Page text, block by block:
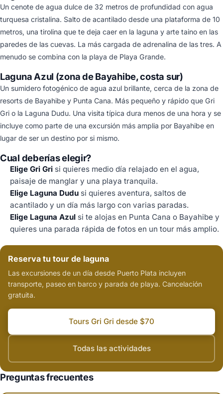
Un cenote de agua dulce de 32 metros de profundidad con agua
turquesa cristalina. Salto de acantilado desde una plataforma de 10
metros, una tirolina que te deja caer en la laguna y arte taino en las
paredes de las cuevas. La más cargada de adrenalina de las tres. A
menudo se combina con la playa de Playa Grande.
Laguna Azul (zona de Bayahibe, costa sur)
Un sumidero fotogénico de agua azul brillante, cerca de la zona de
resorts de Bayahibe y Punta Cana. Más pequeño y rápido que Gri
Gri o la Laguna Dudu. Una visita típica dura menos de una hora y se
incluye como parte de una excursión más amplia por Bayahibe en
lugar de ser un destino por si mismo.
Cual deberías elegir?
Elige Gri Gri si quieres medio día relajado en el agua,
paisaje de manglar y una playa tranquila.
Elige Laguna Dudu si quieres aventura, saltos de
acantilado y un día más largo con varias paradas.
Elige Laguna Azul si te alojas en Punta Cana o Bayahibe y
quieres una parada rápida de fotos en un tour más amplio.
Reserva tu tour de laguna
Las excursiones de un día desde Puerto Plata incluyen
transporte, paseo en barco y parada de playa. Cancelación
gratuita.
Tours Gri Gri desde $70
Todas las actividades
Preguntas frecuentes